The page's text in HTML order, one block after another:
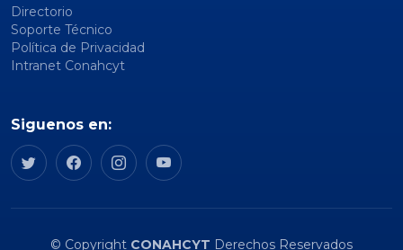
Directorio
Soporte Técnico
Política de Privacidad
Intranet Conahcyt
Siguenos en:
© Copyright CONAHCYT Derechos Reservados